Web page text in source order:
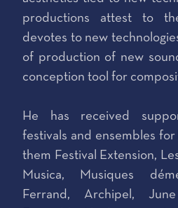
productions attest to
devotes to new
of production of new
conception tool for
He has received
festivals and ensembles for
them Festival Extension,
Musica, Musiques
Ferrand, Archipel,